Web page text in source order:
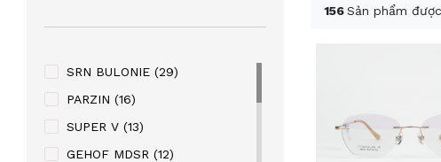
SRN BULONIE (29)
PARZIN (16)
SUPER V (13)
GEHOF MDSR (12)
156Sản phẩm